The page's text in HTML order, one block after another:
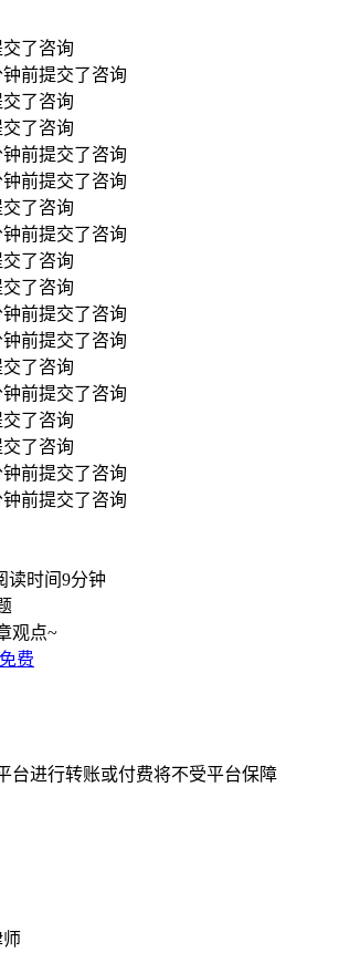
前提交了咨询
了咨询
了咨询
前提交了咨询
前提交了咨询
时间9分钟
观点~
费
台进行转账或付费将不受平台保障
，问题解决率99%
服务时间内无限次追问
服务，提供专业指导建议
将无法获取您的真实手机号
并提供电话服务
平台将推荐优选律师为您服务
问律师
线